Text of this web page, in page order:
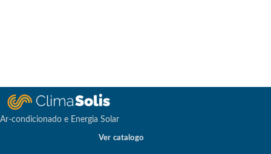
Ar-condicionado e Energia Solar
Ver catalogo